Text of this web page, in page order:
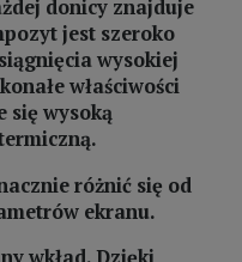
donicy znajduje
jest szeroko
wysokiej
właściwości
się wysoką
różnić się od
ekranu.